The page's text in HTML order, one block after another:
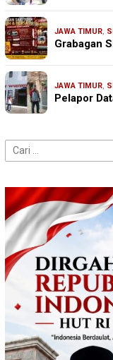
JAWA TIMUR,
Grabagan
JAWA TIMUR,
Pelapor
Cari
untuk: